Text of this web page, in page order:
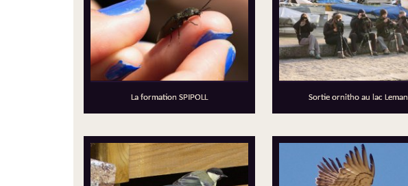
La formation SPIPOLL Sortie ornitho au lac Leman